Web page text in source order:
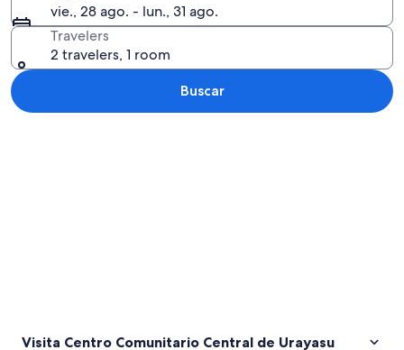
vie., 28 ago. - lun., 31 ago.
Travelers
2 travelers, 1 room
Buscar
Visita Centro Comunitario Central de Urayasu